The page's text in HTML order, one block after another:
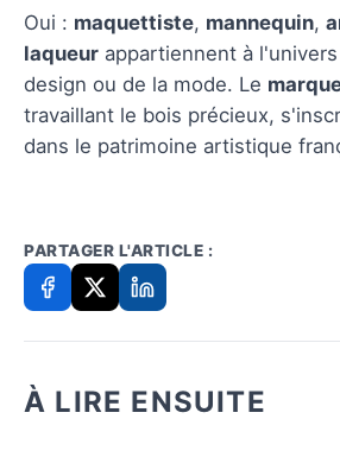
Oui : maquettiste, mannequin,
laqueur appartiennent à
design ou de la mode. Le
travaillant le bois précieux,
dans le patrimoine artistique
PARTAGER L'ARTICLE :
À LIRE ENSUITE